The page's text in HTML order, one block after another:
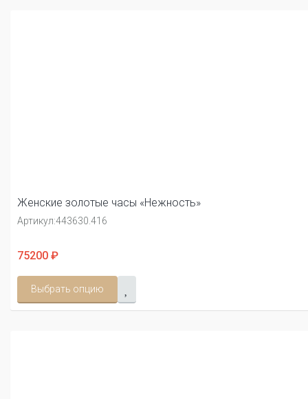
Женские золотые часы «Нежность»
Артикул:443630.416
75200 ₽
Выбрать опцию